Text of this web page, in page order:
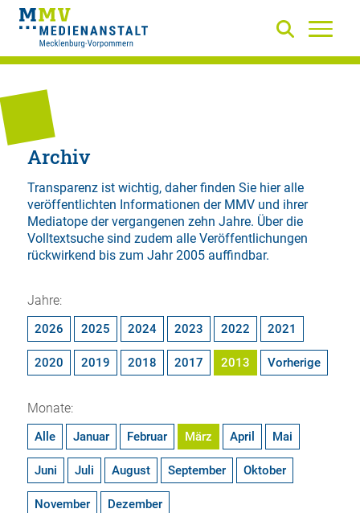
Archiv
Transparenz ist wichtig, daher finden Sie hier alle
veröffentlichten Informationen der MMV und ihrer
Mediatope der vergangenen zehn Jahre. Über die
Volltextsuchesind zudem alle Veröffentlichungen
rückwirkend bis zum Jahr 2005 auffindbar.
Jahre:
2026 2025 2024 2023 2022 2021
2020 2019 2018 2017 2013 Vorherige
Monate:
Alle Januar Februar März April Mai
Juni Juli August September Oktober
November Dezember